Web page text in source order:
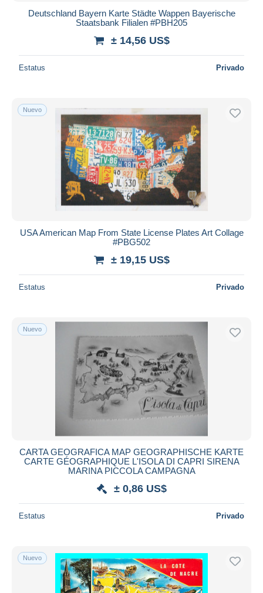
Deutschland Bayern Karte Städte Wappen Bayerische
Staatsbank Filialen #PBH205
± 14,56 US$
Estatus Privado
Nuevo
USA American Map From State License Plates Art Collage
#PBG502
± 19,15 US$
Estatus Privado
Nuevo
CARTA GEOGRAFICA MAP GEOGRAPHISCHE KARTE
CARTE GÉOGRAPHIQUE L'ISOLA DI CAPRI SIRENA
MARINA PICCOLA CAMPAGNA
± 0,86 US$
Estatus Privado
Nuevo